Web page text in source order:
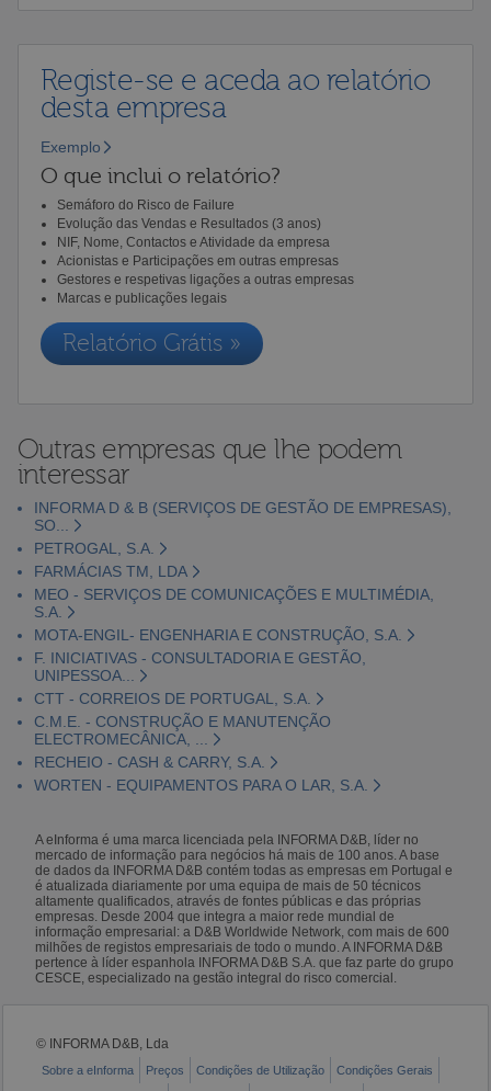
Registe-se e aceda ao relatório
desta empresa
Exemplo
O que inclui o relatório?
Semáforo do Risco de Failure
Evolução das Vendas e Resultados (3 anos)
NIF, Nome, Contactos e Atividade da empresa
Acionistas e Participações em outras empresas
Gestores e respetivas ligações a outras empresas
Marcas e publicações legais
Relatório Grátis »
Outras empresas que lhe podem
interessar
INFORMA D & B (SERVIÇOS DE GESTÃO DE EMPRESAS),
SO...
PETROGAL, S.A.
FARMÁCIAS TM, LDA
MEO - SERVIÇOS DE COMUNICAÇÕES E MULTIMÉDIA,
S.A.
MOTA-ENGIL- ENGENHARIA E CONSTRUÇÃO, S.A.
F. INICIATIVAS - CONSULTADORIA E GESTÃO,
UNIPESSOA...
CTT - CORREIOS DE PORTUGAL, S.A.
C.M.E. - CONSTRUÇÃO E MANUTENÇÃO
ELECTROMECÂNICA, ...
RECHEIO - CASH & CARRY, S.A.
WORTEN - EQUIPAMENTOS PARA O LAR, S.A.
A eInforma é uma marca licenciada pela INFORMA D&B, líder no
mercado de informação para negócios há mais de 100 anos. A base
de dados da INFORMA D&B contém todas as empresas em Portugal e
é atualizada diariamente por uma equipa de mais de 50 técnicos
altamente qualificados, através de fontes públicas e das próprias
empresas. Desde 2004 que integra a maior rede mundial de
informação empresarial: a D&B Worldwide Network, com mais de 600
milhões de registos empresariais de todo o mundo. A INFORMA D&B
pertence à líder espanhola INFORMA D&B S.A. que faz parte do grupo
CESCE, especializado na gestão integral do risco comercial.
© INFORMA D&B, Lda
Sobre a eInforma Preços Condições de Utilização
Condições Gerais